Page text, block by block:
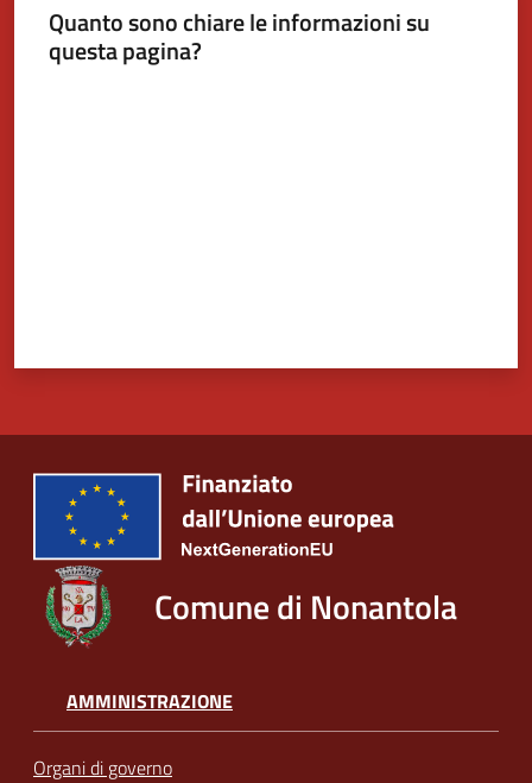
Quanto sono chiare le informazioni su
questa pagina?
Comune di Nonantola
AMMINISTRAZIONE
Organi di governo